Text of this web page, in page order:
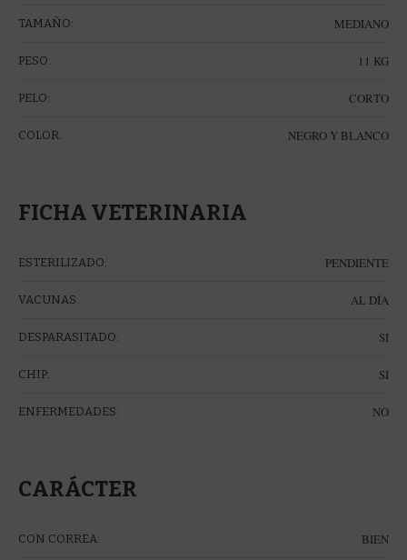
TAMAÑO: MEDIANO
PESO: 11 KG
PELO: CORTO
COLOR: NEGRO Y BLANCO
FICHA VETERINARIA
ESTERILIZADO: PENDIENTE
VACUNAS: AL DÍA
DESPARASITADO: SI
CHIP: SI
ENFERMEDADES: NO
CARÁCTER
CON CORREA: BIEN